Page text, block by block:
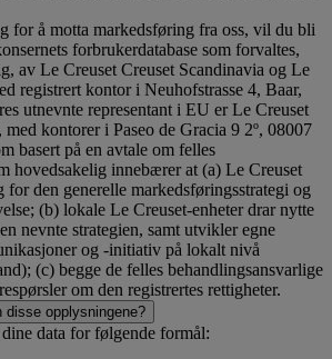
for å motta markedsføring fra oss, vil du bli
forbrukerdatabase som forvaltes,
av Le Creuset Creuset Scandinavia og Le
registrert kontor i Neuhofstrasse 4, Baar,
utnevnte representant i EU er Le Creuset
kontorer i Paseo de Gracia 9 2º, 08007
basert på en avtale om felles
hovedsakelig innebærer at (a) Le Creuset
den generelle markedsføringsstrategi og
(b) lokale Le Creuset-enheter drar nytte
nevnte strategien, samt utvikler egne
og -initiativ på lokalt nivå
(c) begge de felles behandlingsansvarlige
om den registrertes rettigheter.
disse opplysningene?
data for følgende formål: